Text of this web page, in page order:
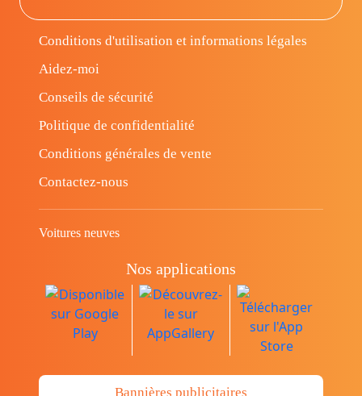
Conditions d'utilisation et informations légales
Aidez-moi
Conseils de sécurité
Politique de confidentialité
Conditions générales de vente
Contactez-nous
Voitures neuves
Nos applications
Bannières publicitaires